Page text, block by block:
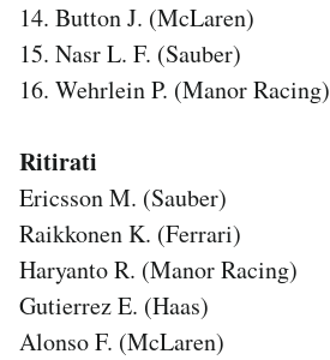
14. Button J. (McLaren)
15. Nasr L. F. (Sauber)
16. Wehrlein P. (Manor Racing)
Ritirati
Ericsson M. (Sauber)
Raikkonen K. (Ferrari)
Haryanto R. (Manor Racing)
Gutierrez E. (Haas)
Alonso F. (McLaren)